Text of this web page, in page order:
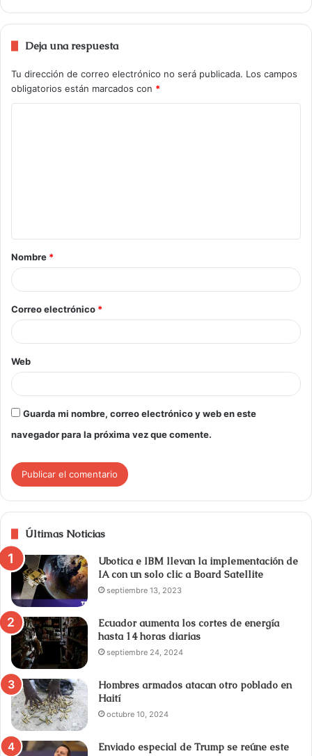
Deja una respuesta
Tu dirección de correo electrónico no será publicada. Los campos
obligatorios están marcados con *
Nombre *
Correo electrónico *
Web
Guarda mi nombre, correo electrónico y web en este
navegador para la próxima vez que comente.
Últimas Noticias
Ubotica e IBM llevan la implementación de
IA con un solo clic a Board Satellite
septiembre 13, 2023
Ecuador aumenta los cortes de energía
hasta 14 horas diarias
septiembre 24, 2024
Hombres armados atacan otro poblado en
Haití
octubre 10, 2024
Enviado especial de Trump se reúne este